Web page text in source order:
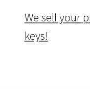
We sell your
keys!